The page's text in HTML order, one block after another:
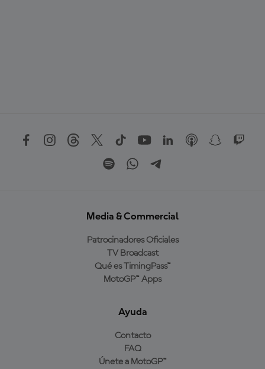
Media & Commercial
Patrocinadores Oficiales
TV Broadcast
Qué es TimingPass™
MotoGP™ Apps
Ayuda
Contacto
FAQ
Únete a MotoGP™